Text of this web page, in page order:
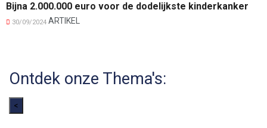
Bijna 2.000.000 euro voor de dodelijkste kinderkanker
30/09/2024 ARTIKEL
Ontdek onze Thema's:
<